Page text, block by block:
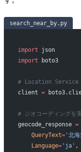
search_near_by.py
import json
import boto3
# Location Service
client =
# ジオコーディングを
geocode_response =
    QueryText
='北海
    Language
='ja' ,